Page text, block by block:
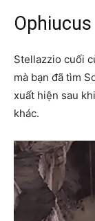
Ophiucus
Stellazzio cuối
mà bạn đã tìm
xuất hiện sau
khác.